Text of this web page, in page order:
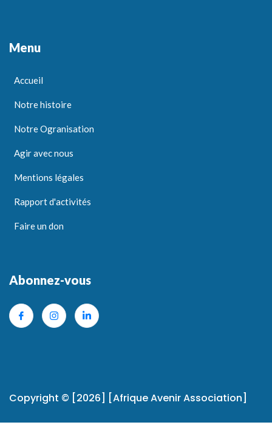
Menu
Accueil
Notre histoire
Notre Ogranisation
Agir avec nous
Mentions légales
Rapport d'activités
Faire un don
Abonnez-vous
Copyright © [2026] [Afrique Avenir Association]